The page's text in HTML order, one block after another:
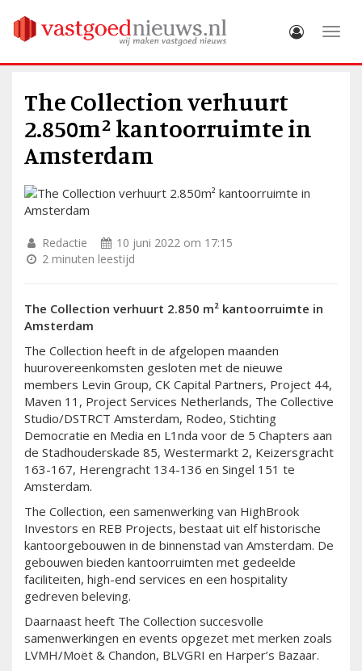
The Collection verhuurt
2.850m² kantoorruimte in
Amsterdam
Redactie
10 juni 2022 om 17:15
2 minuten leestijd
The Collection verhuurt 2.850 m² kantoorruimte in
Amsterdam
The Collection heeft in de afgelopen maanden
huurovereenkomsten gesloten met de nieuwe
members Levin Group, CK Capital Partners, Project 44,
Maven 11, Project Services Netherlands, The Collective
Studio/DSTRCT Amsterdam, Rodeo, Stichting
Democratie en Media en L1nda voor de 5 Chapters aan
de Stadhouderskade 85, Westermarkt 2, Keizersgracht
163-167, Herengracht 134-136 en Singel 151 te
Amsterdam.
The Collection, een samenwerking van HighBrook
Investors en REB Projects, bestaat uit elf historische
kantoorgebouwen in de binnenstad van Amsterdam. De
gebouwen bieden kantoorruimten met gedeelde
faciliteiten, high-end services en een hospitality
gedreven beleving.
Daarnaast heeft The Collection succesvolle
samenwerkingen en events opgezet met merken zoals
LVMH/Moët & Chandon, BLVGRI en Harper’s Bazaar.